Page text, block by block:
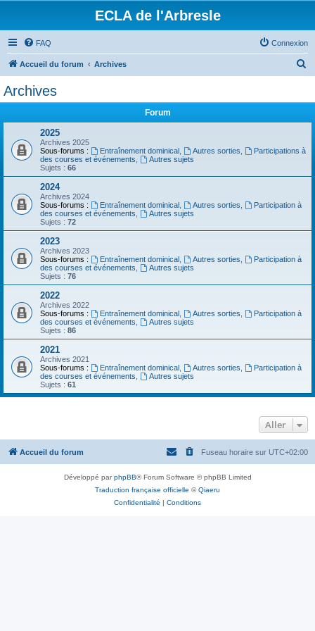
ECLA de l'Arbresle
FAQ Connexion
Accueil du forum Archives
Archives
Forum
2025
Archives 2025
Sous-forums :
Entraînement dominical, Autres sorties
Participations à
des courses et événements
Autres sujets
Sujets : 66
2024
Archives 2024
Sous-forums :
Entraînement dominical, Autres sorties
Participation à
des courses et événements
Autres sujets
Sujets : 72
2023
Archives 2023
Sous-forums :
Entraînement dominical, Autres sorties
Participation à
des courses et événements
Autres sujets
Sujets : 76
2022
Archives 2022
Sous-forums :
Entraînement dominical, Autres sorties
Participation à
des courses et événements
Autres sujets
Sujets : 86
2021
Archives 2021
Sous-forums :
Entraînement dominical, Autres sorties
Participation à
des courses et événements
Autres sujets
Sujets : 61
Aller
Accueil du forum Fuseau horaire sur UTC+02:00
Développé parphpBB® Forum Software © phpBB Limited
Traduction française officielle ©Qiaeru
Confidentialité | Conditions